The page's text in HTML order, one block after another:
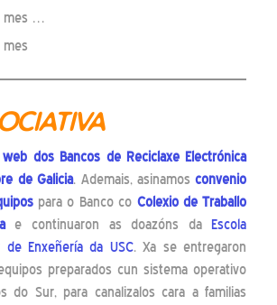
mes …
mes
web dos Bancos de Reciclaxe Electrónica
de Galicia. Ademais, asinamos convenio
para o Banco co Colexio de Traballo
e continuaron as doazóns da Escola
de Enxeñería da USC. Xa se entregaron
preparados cun sistema operativo
do Sur, para canalizalos cara a familias